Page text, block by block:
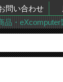
問い合わせ
・eXcomputer